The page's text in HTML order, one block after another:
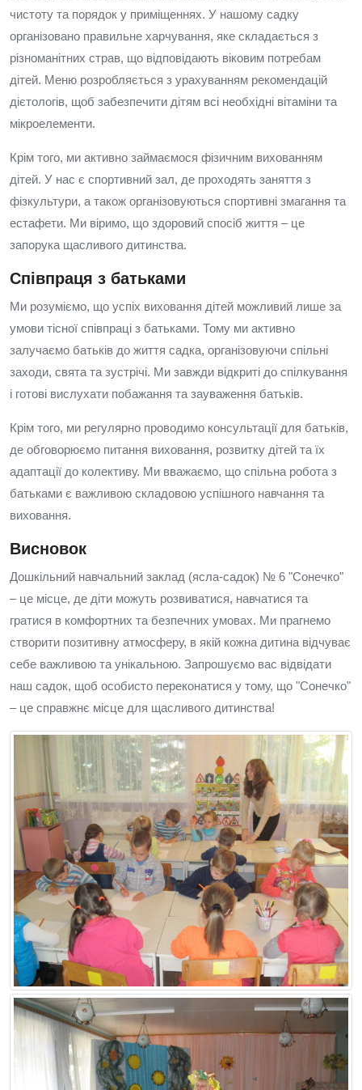
чистоту та порядок у приміщеннях. У нашому садку
організовано правильне харчування, яке складається з
різноманітних страв, що відповідають віковим потребам
дітей. Меню розробляється з урахуванням рекомендацій
дієтологів, щоб забезпечити дітям всі необхідні вітаміни та
мікроелементи.
Крім того, ми активно займаємося фізичним вихованням
дітей. У нас є спортивний зал, де проходять заняття з
фізкультури, а також організовуються спортивні змагання та
естафети. Ми віримо, що здоровий спосіб життя – це
запорука щасливого дитинства.
Співпраця з батьками
Ми розуміємо, що успіх виховання дітей можливий лише за
умови тісної співпраці з батьками. Тому ми активно
залучаємо батьків до життя садка, організовуючи спільні
заходи, свята та зустрічі. Ми завжди відкриті до спілкування
і готові вислухати побажання та зауваження батьків.
Крім того, ми регулярно проводимо консультації для батьків,
де обговорюємо питання виховання, розвитку дітей та їх
адаптації до колективу. Ми вважаємо, що спільна робота з
батьками є важливою складовою успішного навчання та
виховання.
Висновок
Дошкільний навчальний заклад (ясла-садок) № 6 "Сонечко"
– це місце, де діти можуть розвиватися, навчатися та
гратися в комфортних та безпечних умовах. Ми прагнемо
створити позитивну атмосферу, в якій кожна дитина відчуває
себе важливою та унікальною. Запрошуємо вас відвідати
наш садок, щоб особисто переконатися у тому, що "Сонечко"
– це справжнє місце для щасливого дитинства!